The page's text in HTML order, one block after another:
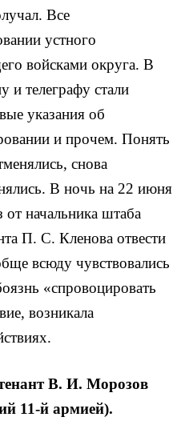
Все
устного
войсками округа. В
и телеграфу стали
указания об
и прочем. Понять
снова
В ночь на 22 июня
начальника штаба
П. С. Кленова отвести
всюду чувствовались
«спровоцировать
возникала
В. И. Морозов
11-й армией).